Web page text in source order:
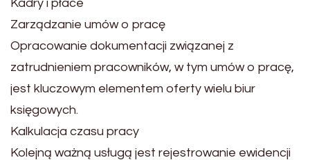
Kadry i płace
Zarządzanie umów o pracę
Opracowanie dokumentacji związanej z
zatrudnieniem pracowników, w tym umów o pracę,
jest kluczowym elementem oferty wielu biur
księgowych.
Kalkulacja czasu pracy
Kolejną ważną usługą jest rejestrowanie ewidencji